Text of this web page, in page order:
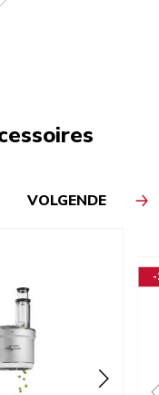
VOLGENDE
-